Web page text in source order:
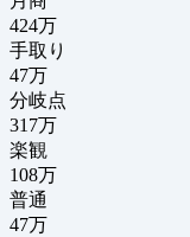
424万
手取り
47万
分岐点
317万
楽観
108万
普通
47万